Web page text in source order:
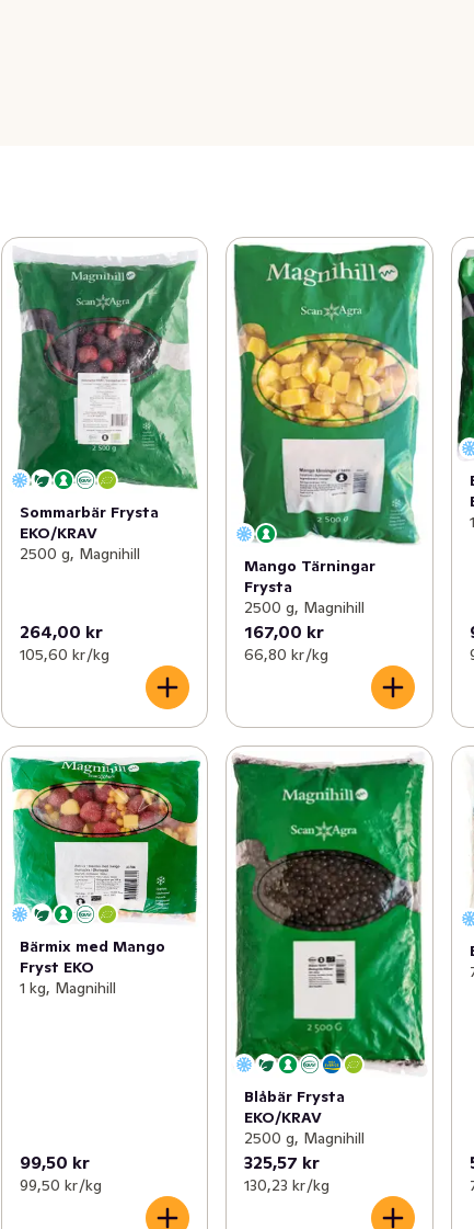
Sommarbär Frysta
EKO/KRAV
2500 g, Magnihill
264,00 kr
105,60 kr /kg
Mango Tärningar
Frysta
2500 g, Magnihill
167,00 kr
66,80 kr /kg
Bärmix med Mango
Fryst EKO
1 kg, Magnihill
99,50 kr
99,50 kr /kg
Blåbär Frysta
EKO/KRAV
2500 g, Magnihill
325,57 kr
130,23 kr /kg